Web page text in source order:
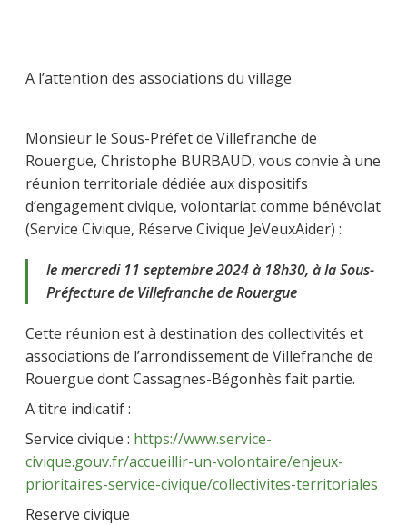
A l’attention des associations du village
Monsieur le Sous-Préfet de Villefranche de
Rouergue, Christophe BURBAUD, vous convie à une
réunion territoriale dédiée aux dispositifs
d’engagement civique, volontariat comme bénévolat
(Service Civique, Réserve Civique JeVeuxAider) :
le mercredi 11 septembre 2024 à 18h30, à la Sous-
Préfecture de Villefranche de Rouergue
Cette réunion est à destination des collectivités et
associations de l’arrondissement de Villefranche de
Rouergue dont Cassagnes-Bégonhès fait partie.
A titre indicatif :
Service civique : https://www.service-
civique.gouv.fr/accueillir-un-volontaire/enjeux-
prioritaires-service-civique/collectivites-territoriales
Reserve civique